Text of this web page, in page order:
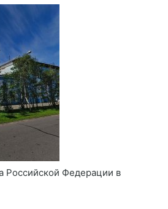
Российской Федерации в